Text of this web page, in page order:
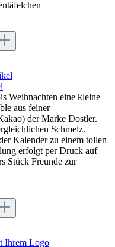
Weihnachten eine kleine
aus feiner
der Marke Dostler.
Schmelz.
Kalender zu einem tollen
erfolgt per Druck auf
Stück Freunde zur